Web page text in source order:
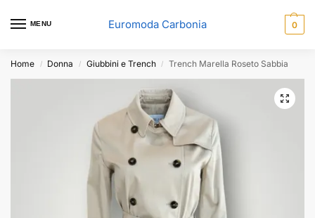
MENU Euromoda Carbonia 0
Home / Donna / Giubbini e Trench / Trench Marella Roseto Sabbia